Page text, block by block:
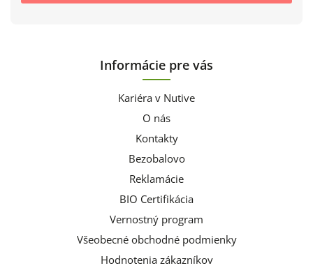
Informácie pre vás
Kariéra v Nutive
O nás
Kontakty
Bezobalovo
Reklamácie
BIO Certifikácia
Vernostný program
Všeobecné obchodné podmienky
Hodnotenia zákazníkov